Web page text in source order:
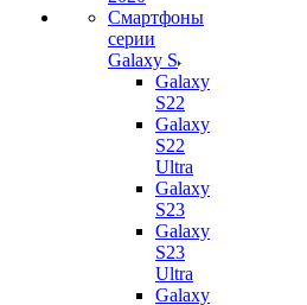
Смартфоны
серии
Galaxy S
Galaxy
S22
Galaxy
S22
Ultra
Galaxy
S23
Galaxy
S23
Ultra
Galaxy